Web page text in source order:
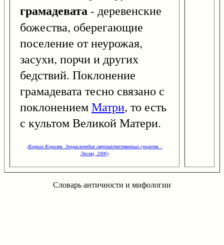
грамадевата - деревенские
божества, оберегающие
поселение от неурожая,
засухи, порчи и других
бедствий. Поклонение
грамадевата тесно связано с
поклонениемМатри, то есть
с культом Великой Матери.
(Кирилл Королев. Энциклопедия сверхъестественных существ. -
Эксмо, 2006)
Словарь античности и мифологии